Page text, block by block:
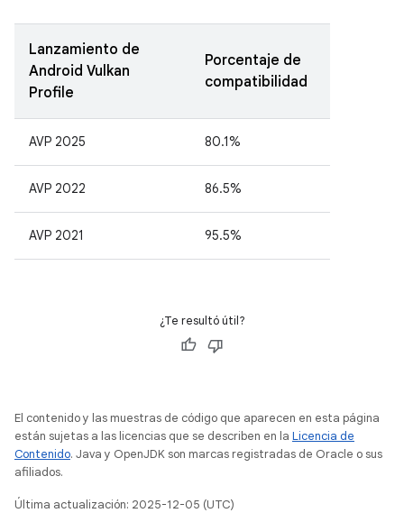
Lanzamiento de
Android Vulkan
Profile
Porcentaje de
compatibilidad
AVP 2025 80.1%
AVP 2022 86.5%
AVP 2021 95.5%
¿Te resultó útil?
El contenido y las muestras de código que aparecen en esta página
están sujetas a las licencias que se describen en la Licencia de
Contenido. Java y OpenJDK son marcas registradas de Oracle o sus
afiliados.
Última actualización: 2025-12-05 (UTC)